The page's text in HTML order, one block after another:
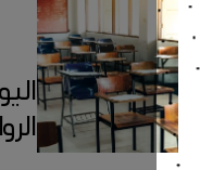
اليوم